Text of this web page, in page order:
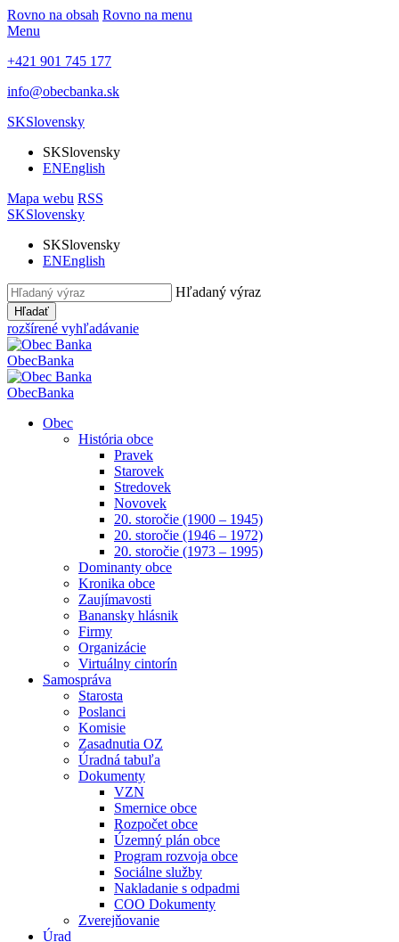
Rovno na obsah Rovno na menu
Menu
+421 901 745 177
info@obecbanka.sk
SKSlovensky
SKSlovensky
ENEnglish
Mapa webu RSS
SKSlovensky
SKSlovensky
ENEnglish
Hľadaný výraz
Hľadať
rozšírené vyhľadávanie
ObecBanka
ObecBanka
Obec
História obce
Pravek
Starovek
Stredovek
Novovek
20. storočie (1900 – 1945)
20. storočie (1946 – 1972)
20. storočie (1973 – 1995)
Dominanty obce
Kronika obce
Zaujímavosti
Banansky hlásnik
Firmy
Organizácie
Virtuálny cintorín
Samospráva
Starosta
Poslanci
Komisie
Zasadnutia OZ
Úradná tabuľa
Dokumenty
VZN
Smernice obce
Rozpočet obce
Územný plán obce
Program rozvoja obce
Sociálne služby
Nakladanie s odpadmi
COO Dokumenty
Zverejňovanie
Úrad